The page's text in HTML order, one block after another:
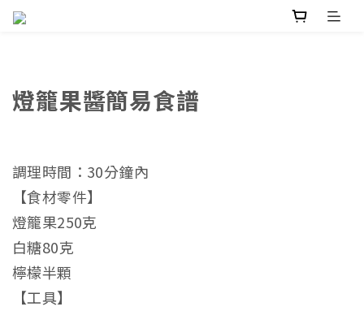
燈籠果醬簡易食譜
調理時間：30分鐘內
【食材零件】
燈籠果250克
白糖80克
檸檬半顆
【工具】